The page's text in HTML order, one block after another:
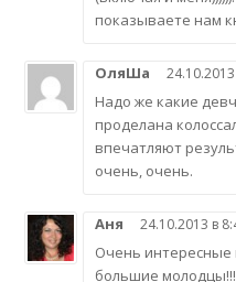
показываете нам
ОляШа 24.10.2013
Надо же какие
проделана
впечатляют
очень, очень.
Аня 24.10.2013 в
Очень интересные
большие